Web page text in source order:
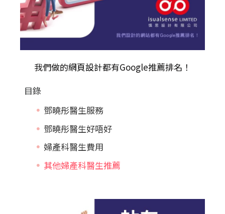
我們做的網頁設計都有Google推薦排名！
目錄
鄧曉彤醫生服務
鄧曉彤醫生好唔好
婦產科醫生費用
其他婦產科醫生推薦